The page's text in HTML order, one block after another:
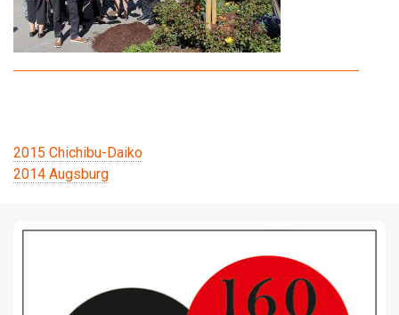
Beitragsnavigation
2015 Chichibu-Daiko
2014 Augsburg